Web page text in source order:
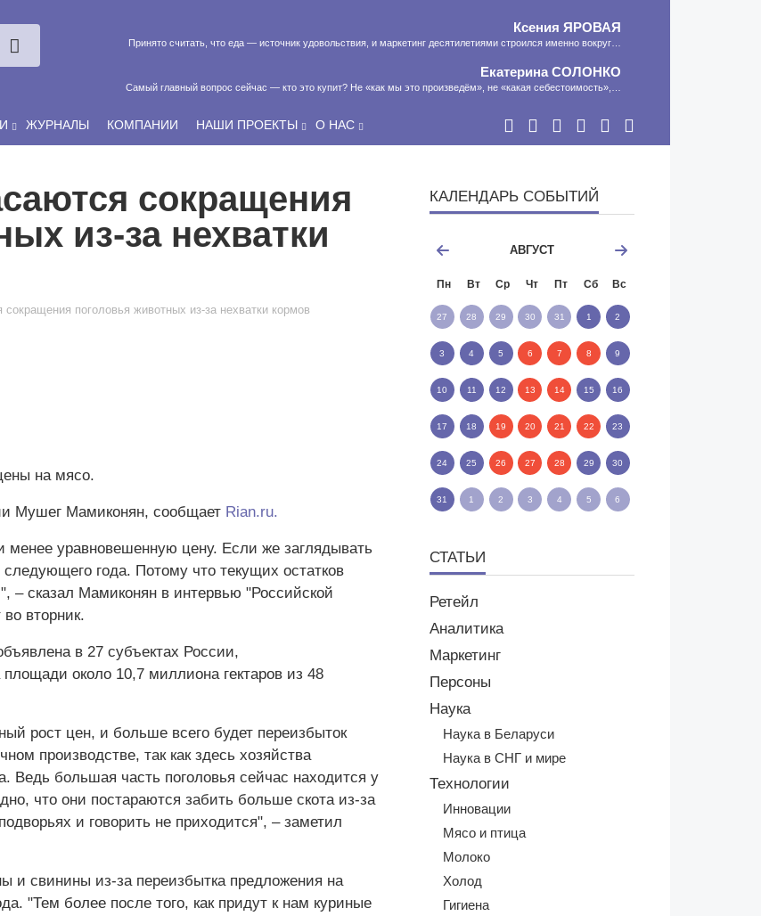
Ксения ЯРОВАЯ
Принято считать, что еда — источник удовольствия, и маркетинг десятилетиями строился именно вокруг…
Екатерина СОЛОНКО
Самый главный вопрос сейчас — кто это купит? Не «как мы это произведём», не «какая себестоимость»,…
Сергей ЛЯШКО
ЖУРНАЛЫ КОМПАНИИ НАШИ ПРОЕКТЫ О НАС
сокращения
из-за нехватки
поголовья животных из-за нехватки кормов
на мясо.
Мушег Мамиконян, сообщает Rian.ru.
уравновешенную цену. Если же заглядывать
года. Потому что текущих остатков
– сказал Мамиконян в интервью "Российской
во вторник.
в 27 субъектах России,
около 10,7 миллиона гектаров из 48
рост цен, и больше всего будет переизбыток
производстве, так как здесь хозяйства
Ведь большая часть поголовья сейчас находится у
что они постараются забить больше скота из-за
и говорить не приходится", – заметил
и свинины из-за переизбытка предложения на
"Тем более после того, как придут к нам куриные
КАЛЕНДАРЬ СОБЫТИЙ
АВГУСТ
Пн Вт Ср Чт Пт Сб Вс
27 28 29 30 31 1 2
3 4 5 6 7 8 9
10 11 12 13 14 15 16
17 18 19 20 21 22 23
24 25 26 27 28 29 30
31 1 2 3 4 5 6
СТАТЬИ
Ретейл
Аналитика
Маркетинг
Персоны
Наука
Наука в Беларуси
Наука в СНГ и мире
Технологии
Инновации
Мясо и птица
Молоко
Холод
Гигиена